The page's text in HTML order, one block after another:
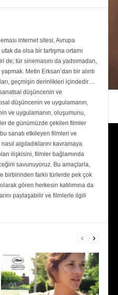
internet sitesi, Avrupa
da olsa bir tartışma ortamı
de; tür sinemasını da yadsımadan,
Metin Erksan’dan bir alıntı
geçmişin derinlikleri içindedir…
düşüncenin ve
düşüncenin ve uygulamanın,
ve uygulamanın, oluşumunu,
de günümüzde çekilen filmler
sanatı etkileyen filmleri ve
algıladıklarını kavramaya
ilişkisini, filmler bağlamında
savunuyoruz. Bu amaçlarla,
birbirinden farklı türlerde pek çok
gören herkesin katılımına da
paylaşabilir ve filmlerle ilgili